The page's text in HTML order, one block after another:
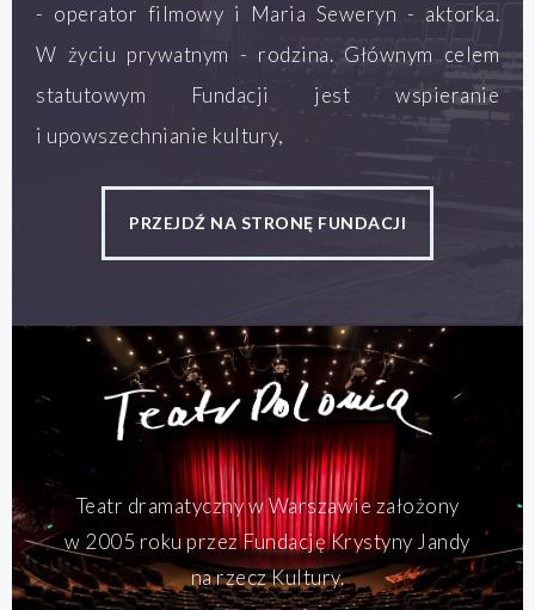
- operator filmowy i Maria Seweryn - aktorka.
W życiu prywatnym - rodzina. Głównym celem
statutowym Fundacji jest wspieranie
i upowszechnianie kultury,
PRZEJDŹ NA STRONĘ FUNDACJI
Teatr dramatyczny w Warszawie założony
w 2005 roku przez Fundację Krystyny Jandy
na rzecz Kultury.